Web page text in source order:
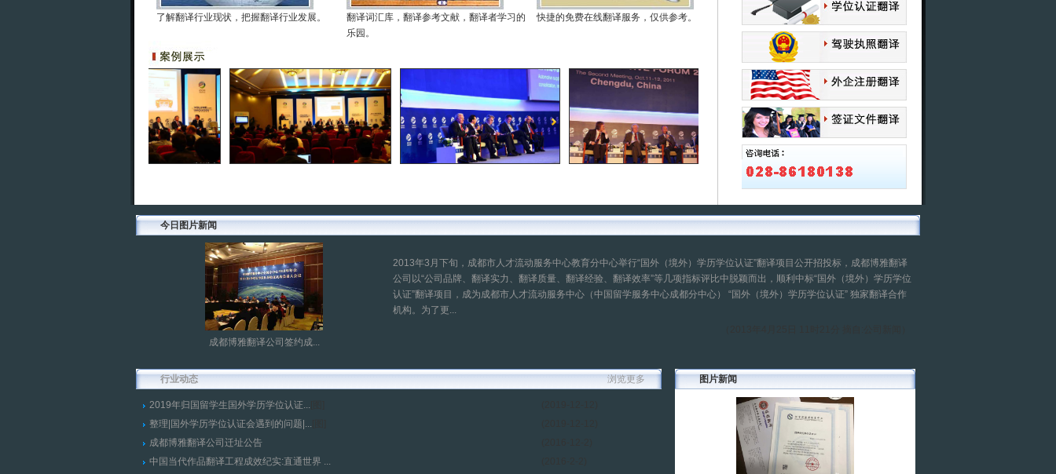
了解翻译行业现状，把握翻译行业发展。
翻译词汇库，翻译参考文献，翻译者学习的
乐园。
快捷的免费在线翻译服务，仅供参考。
今日图片新闻
成都博雅翻译公司签约成...
2013年3月下旬，成都市人才流动服务中心教育分中心举行“国外（境外）学历学位认证”翻译项目公开招投标，成都博雅翻译
公司以“公司品牌、翻译实力、翻译质量、翻译经验、翻译效率”等几项指标评比中脱颖而出，顺利中标“国外（境外）学历学位
认证”翻译项目，成为成都市人才流动服务中心（中国留学服务中心成都分中心） “国外（境外）学历学位认证” 独家翻译合作
机构。为了更...
行业动态 浏览更多
2019年归国留学生国外学历学位认证...
整理|国外学历学位认证会遇到的问题|...
成都博雅翻译公司迁址公告
中国当代作品翻译工程成效纪实:直通世界 ...
图片新闻